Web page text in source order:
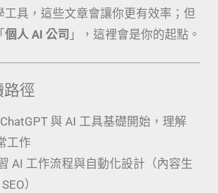
工具，這些文章會讓你更有效率；但
個人 AI 公司 」，這裡會是你的起點。
路徑
ChatGPT 與 AI 工具基礎開始，理解
工作
AI 工作流程與自動化設計（內容生
）